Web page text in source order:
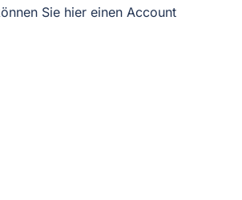
Sie hier einen Account